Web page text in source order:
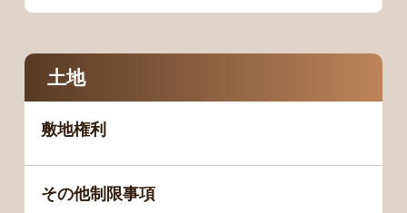
土地
敷地権利
その他制限事項